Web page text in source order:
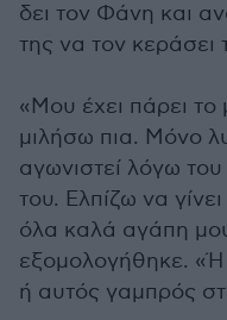
δει τον Φάνη και
της να τον κεράσει
«Μου έχει πάρει
μιλήσω πια. Μόνο
αγωνιστεί λόγω
του. Ελπίζω να
όλα καλά αγάπη
εξομολογήθηκε.
ή αυτός γαμπρός